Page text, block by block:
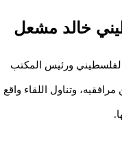
خالد مشعل
الفلسطيني ورئيس المكتب
وتناول اللقاء واقع